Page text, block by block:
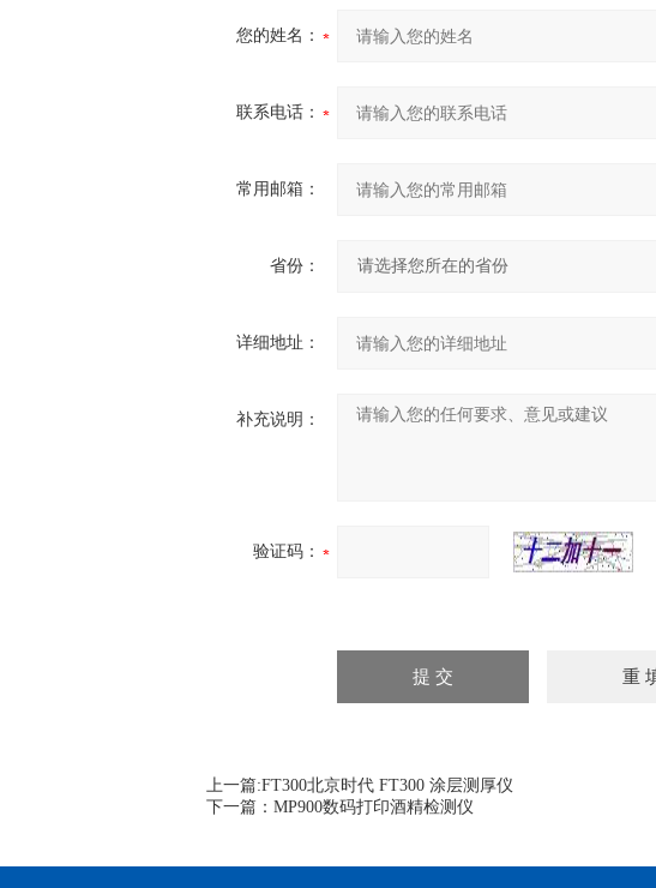
您的姓名：
联系电话：
常用邮箱：
省份：
详细地址：
补充说明：
验证码：
上一篇:FT300北京时代 FT300 涂层测厚仪
下一篇： MP900数码打印酒精检测仪